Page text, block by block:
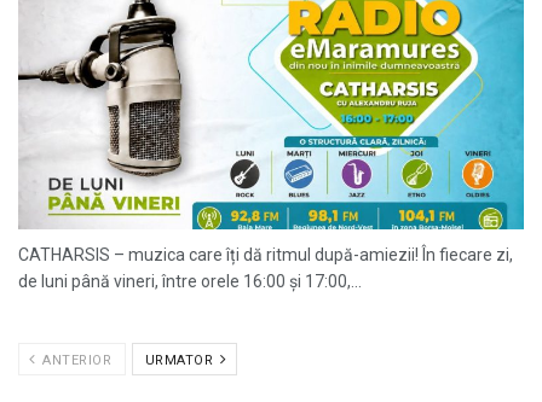
CATHARSIS – muzica care îți dă ritmul după-amiezii! În fiecare zi,
de luni până vineri, între orele 16:00 și 17:00,...
ANTERIOR URMATOR